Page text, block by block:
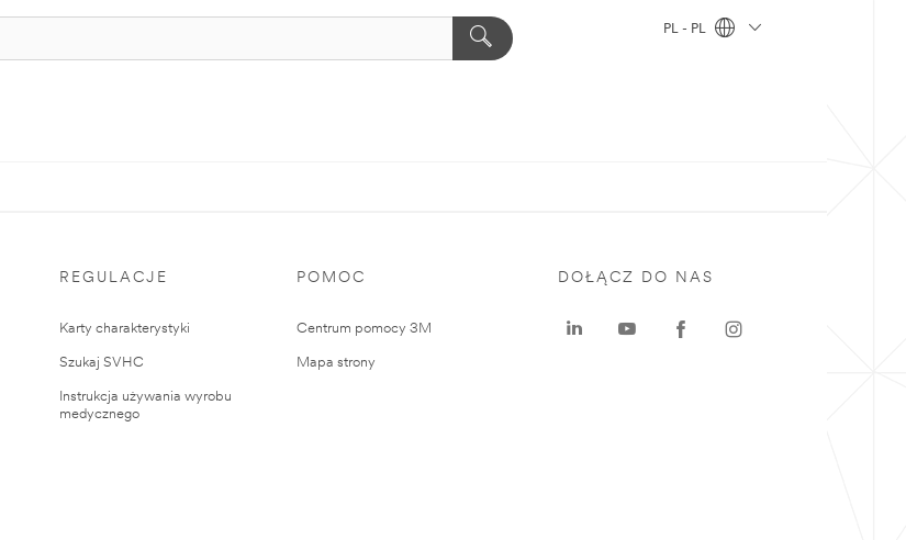
PL - PL
REGULACJE
Karty charakterystyki
Szukaj SVHC
Instrukcja używania wyrobu
medycznego
POMOC
Centrum pomocy 3M
Mapa strony
DOŁĄCZ DO NAS